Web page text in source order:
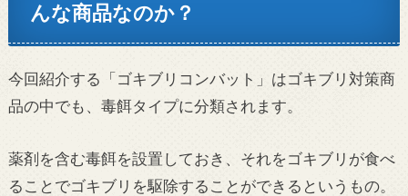
んな商品なのか？
今回紹介する「ゴキブリコンバット」はゴキブリ対策商
品の中でも、毒餌タイプに分類されます。
薬剤を含む毒餌を設置しておき、それをゴキブリが食べ
ることでゴキブリを駆除することができるというもの。